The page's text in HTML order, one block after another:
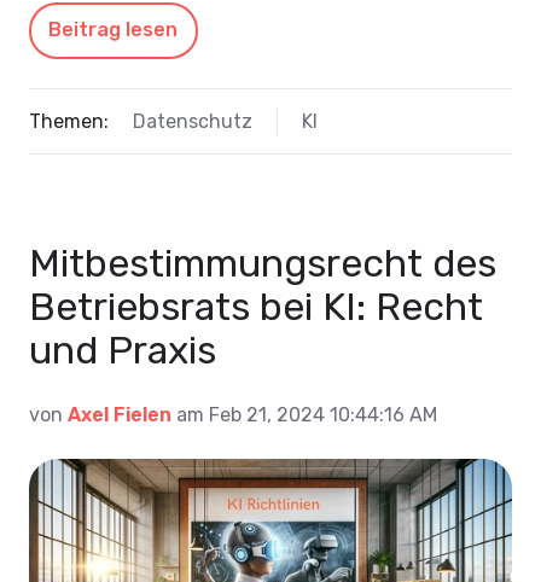
Beitrag lesen
Themen: Datenschutz KI
Mitbestimmungsrecht des
Betriebsrats bei KI: Recht
und Praxis
von Axel Fielen am Feb 21, 2024 10:44:16 AM